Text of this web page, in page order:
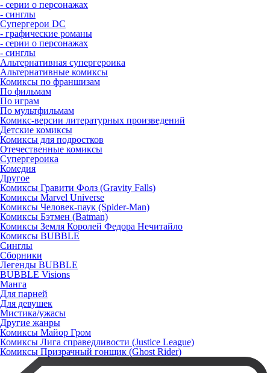
- серии о персонажах
- синглы
Супергерои DC
- графические романы
- серии о персонажах
- синглы
Альтернативная супергероика
Альтернативные комиксы
Комиксы по франшизам
По фильмам
По играм
По мультфильмам
Комикс-версии литературных произведений
Детские комиксы
Комиксы для подростков
Отечественные комиксы
Супергероика
Комедия
Другое
Комиксы Гравити Фолз (Gravity Falls)
Комиксы Marvel Universe
Комиксы Человек-паук (Spider-Man)
Комиксы Бэтмен (Batman)
Комиксы Земля Королей Федора Нечитайло
Комиксы BUBBLE
Синглы
Сборники
Легенды BUBBLE
BUBBLE Visions
Манга
Для парней
Для девушек
Мистика/ужасы
Другие жанры
Комиксы Майор Гром
Комиксы Лига справедливости (Justice League)
Комиксы Призрачный гонщик (Ghost Rider)